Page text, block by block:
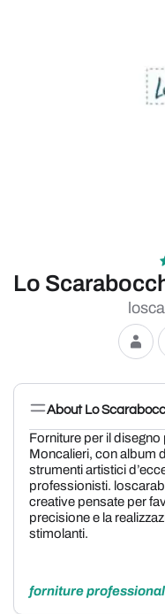
Lo
About Lo
Forniture per il
Moncalieri, con album
strumenti artistici
professionisti.
creative pensate per
precisione e la
stimolanti.
forniture